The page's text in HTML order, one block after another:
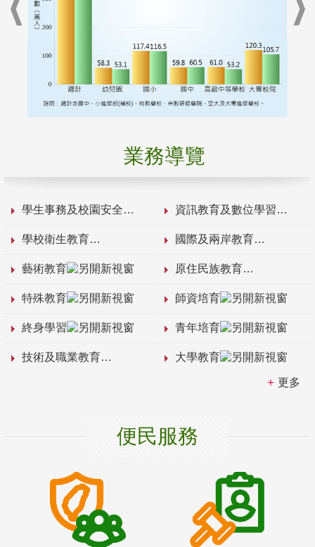
業務導覽
學生事務及校園安全 資訊教育及數位學習
學校衛生教育 國際及兩岸教育
藝術教育 原住民族教育
特殊教育 師資培育
終身學習 青年培育
技術及職業教育 大學教育
更多
便民服務